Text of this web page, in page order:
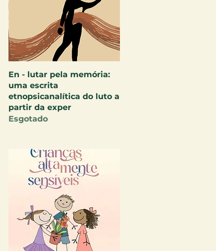
Visualização rápida
En - lutar pela memória:
uma escrita
etnopsicanalítica do luto a
partir da exper
Esgotado